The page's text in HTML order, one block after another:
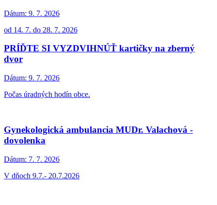
Dátum: 9. 7. 2026
od 14. 7. do 28. 7. 2026
PRÍĎTE SI VYZDVIHNÚŤ kartičky na zberný
dvor
Dátum: 9. 7. 2026
Počas úradných hodín obce.
Gynekologická ambulancia MUDr. Valachová -
dovolenka
Dátum: 7. 7. 2026
V dňoch 9.7.- 20.7.2026